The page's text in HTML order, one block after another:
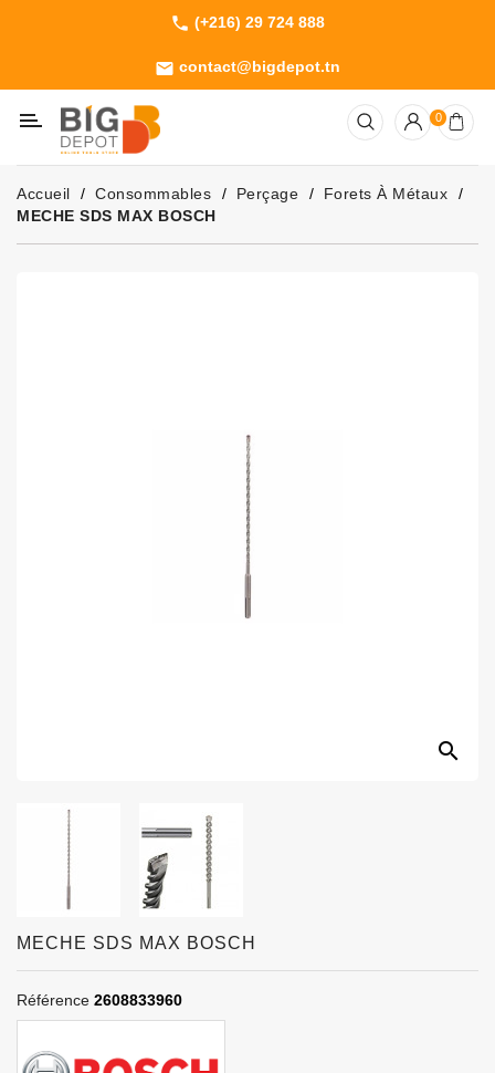
phone (+216) 29 724 888
email contact@bigdepot.tn
Machines
Outillage
Jardinage
Consommables
0
Accueil Consommables Perçage
Forets À Métaux
MECHE SDS MAX BOSCH
search
MECHE SDS MAX BOSCH
Référence 2608833960